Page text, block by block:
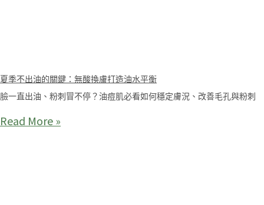
夏季不出油的關鍵：無酸換膚打造油水平衡
臉一直出油、粉刺冒不停？油痘肌必看如何穩定膚況、改善毛孔與粉刺
Read More »